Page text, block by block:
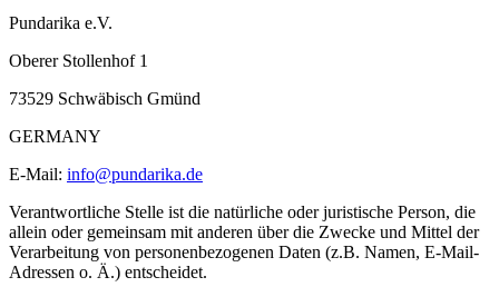
Pundarika e.V.
Oberer Stollenhof 1
73529 Schwäbisch Gmünd
GERMANY
E-Mail: info@pundarika.de
Verantwortliche Stelle ist die natürliche oder juristische Person, die
allein oder gemeinsam mit anderen über die Zwecke und Mittel der
Verarbeitung von personenbezogenen Daten (z.B. Namen, E‐Mail‐
Adressen o. Ä.) entscheidet.